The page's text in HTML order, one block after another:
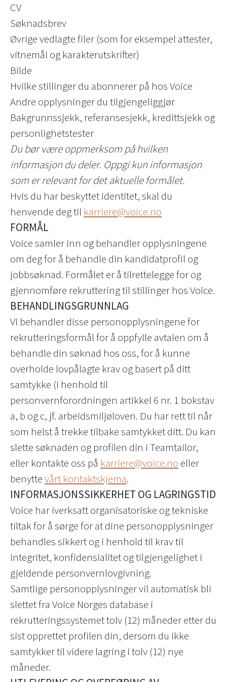
CV
Søknadsbrev
Øvrige vedlagte filer (som for eksempel attester,
vitnemål og karakterutskrifter)
Bilde
Hvilke stillinger du abonnerer på hos Voice
Andre opplysninger du tilgjengeliggjør
Bakgrunnssjekk, referansesjekk, kredittsjekk og
personlighetstester
Du bør være oppmerksom på hvilken
informasjon du deler. Oppgi kun informasjon
som er relevant for det aktuelle formålet.
Hvis du har beskyttet identitet, skal du
henvende deg til karriere@voice.no
FORMÅL
Voice samler inn og behandler opplysningene
om deg for å behandle din kandidatprofil og
jobbsøknad. Formålet er å tilrettelegge for og
gjennomføre rekruttering til stillinger hos Voice.
BEHANDLINGSGRUNNLAG
Vi behandler disse personopplysningene for
rekrutteringsformål for å oppfylle avtalen om å
behandle din søknad hos oss, for å kunne
overholde lovpålagte krav og basert på ditt
samtykke (i henhold til
personvernforordningen artikkel 6 nr. 1 bokstav
a, b og c, jf. arbeidsmiljøloven. Du har rett til når
som helst å trekke tilbake samtykket ditt. Du kan
slette søknaden og profilen din i Teamtailor,
eller kontakte oss på karriere@voice.no eller
benyttevårt kontaktskjema.
INFORMASJONSSIKKERHET OG LAGRINGSTID
Voice har iverksatt organisatoriske og tekniske
tiltak for å sørge for at dine personopplysninger
behandles sikkert og i henhold til krav til
integritet, konfidensialitet og tilgjengelighet i
gjeldende personvernlovgivning.
Samtlige personopplysninger vil automatisk bli
slettet fra Voice Norges database i
rekrutteringssystemet tolv (12) måneder etter du
sist opprettet profilen din, dersom du ikke
samtykker til videre lagring i tolv (12) nye
måneder.